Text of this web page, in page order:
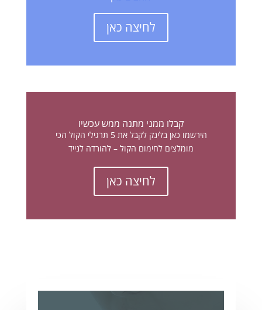
לחיצה כאן
קבלו ממני מתנה ממש עכשיו
הירשמו כאן בלינק לקבל את 5 תרגילי הקול הכי
מומלצים לחימום הקול – להורדה לנייד
לחיצה כאן